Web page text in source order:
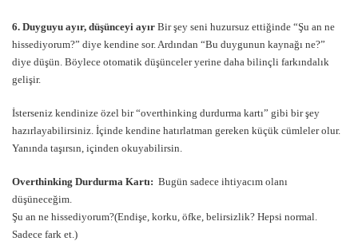
6. Duyguyu ayır, düşünceyi ayır Bir şey seni huzursuz ettiğinde “Şu an ne
hissediyorum?” diye kendine sor. Ardından “Bu duygunun kaynağı ne?”
diye düşün. Böylece otomatik düşünceler yerine daha bilinçli farkındalık
gelişir.
İsterseniz kendinize özel bir “overthinking durdurma kartı” gibi bir şey
hazırlayabilirsiniz. İçinde kendine hatırlatman gereken küçük cümleler olur.
Yanında taşırsın, içinden okuyabilirsin.
Overthinking Durdurma Kartı: Bugün sadece ihtiyacım olanı
düşüneceğim.
Şu an ne hissediyorum?(Endişe, korku, öfke, belirsizlik? Hepsi normal.
Sadece fark et.)